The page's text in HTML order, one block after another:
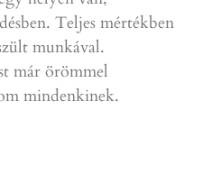
Teljes mértékben
munkával.
már örömmel
mindenkinek.